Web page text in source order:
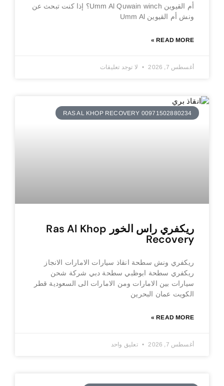
أم القيوين Umm Al Quwain winch؟ إذا كنت تبحث عن
ونش أم القيوين Umm Al
READ MORE »
أغسطس 7, 2026 لا توجد تعليقات
RAS AL KHOP RECOVERY 00971502880234
ريكفري راس الخور Ras Al Khop
Recovery
ريكفري ونش سطحة انقاذ سيارات الامارات الانجاز
ريكفري سطحة ابوظبي سطحة دبي شركة شحن
سيارات بين الامارات ومن الامارات الى السعودية قطر
الكويت عمان البحرين
READ MORE »
أغسطس 7, 2026 تعليق واحد